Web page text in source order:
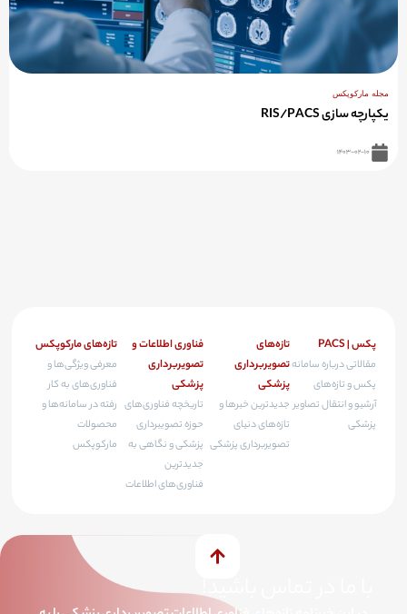
مجله مارکوپکس
یکپارچه سازی RIS/PACS
پکس | PACS
مقالاتی درباره سامانه
پکس و تازه‌های
آرشیو و انتقال تصاویر
پزشکی
تازه‌های
تصویربرداری
پزشکی
جدیدترین خبرها و
تازه‌های دنیای
تصویربرداری پزشکی
فناوری اطلاعات و
تصویربرداری
پزشکی
تاریخچه فناوری‌های
حوزه تصویبرداری
پزشکی و نگاهی به
جدیدترین
فناوری‌های اطلاعات
تازه‌های مارکوپکس
معرفی ویژگی‌ها و
فناوری‌های به کار
رفته در سامانه‌ها و
محصولات
مارکوپکس
با ما در تماس باشید!